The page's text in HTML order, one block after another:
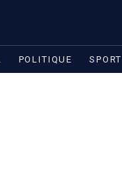
POLITIQUE SPORT